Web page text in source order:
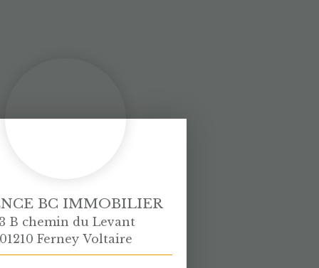
BC IMMOBILIER
B chemin du Levant
01210 Ferney Voltaire